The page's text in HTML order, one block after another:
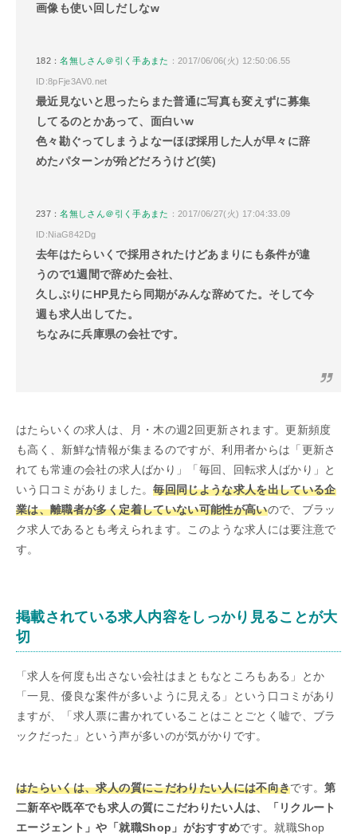
画像も使い回しだしなw
182：名無しさん＠引く手あまた ：2017/06/06(火) 12:50:06.55
ID:8pFje3AV0.net
最近見ないと思ったらまた普通に写真も変えずに募集
してるのとかあって、面白いw
色々勘ぐってしまうよなーほぼ採用した人が早々に辞
めたパターンが殆どだろうけど(笑)
237：名無しさん＠引く手あまた ：2017/06/27(火) 17:04:33.09
ID:NiaG842Dg
去年はたらいくで採用されたけどあまりにも条件が違
うので1週間で辞めた会社、
久しぶりにHP見たら同期がみんな辞めてた。そして今
週も求人出してた。
ちなみに兵庫県の会社です。
はたらいくの求人は、月・木の週2回更新されます。更新頻度
も高く、新鮮な情報が集まるのですが、利用者からは「更新さ
れても常連の会社の求人ばかり」「毎回、回転求人ばかり」と
いう口コミがありました。毎回同じような求人を出している企
業は、離職者が多く定着していない可能性が高いので、ブラッ
ク求人であるとも考えられます。このような求人には要注意で
す。
掲載されている求人内容をしっかり見ることが大
切
「求人を何度も出さない会社はまともなところもある」とか
「一見、優良な案件が多いように見える」という口コミがあり
ますが、「求人票に書かれていることはことごとく嘘で、ブラ
ックだった」という声が多いのが気がかりです。
はたらいくは、求人の質にこだわりたい人には不向きです。第
二新卒や既卒でも求人の質にこだわりたい人は、「リクルート
エージェント」や「就職Shop」がおすすめです。就職Shop